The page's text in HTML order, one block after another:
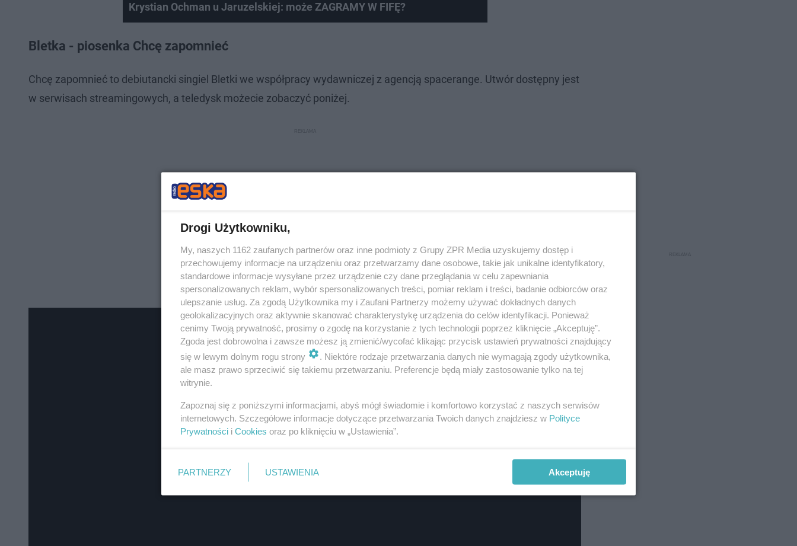
Krystian Ochman u Jaruzelskiej: może ZAGRAMY W FIFĘ?
Bletka - piosenka Chcę zapomnieć
Chcę zapomnieć to debiutancki singiel Bletki we współpracy wydawniczej z agencją spacerange. Utwór dostępny jest
w serwisach streamingowych, a teledysk możecie zobaczyć poniżej.
Drogi Użytkowniku,
My, naszych 1162 zaufanych partnerów oraz inne podmioty z Grupy ZPR Media uzyskujemy dostęp i
przechowujemy informacje na urządzeniu oraz przetwarzamy dane osobowe, takie jak unikalne identyfikatory,
standardowe informacje wysyłane przez urządzenie czy dane przeglądania w celu zapewniania
spersonalizowanych reklam, wybór spersonalizowanych treści, pomiar reklam i treści, badanie odbiorców oraz
ulepszanie usług. Za zgodą Użytkownika my i Zaufani Partnerzy możemy używać dokładnych danych
geolokalizacyjnych oraz aktywnie skanować charakterystykę urządzenia do celów identyfikacji. Ponieważ
cenimy Twoją prywatność, prosimy o zgodę na korzystanie z tych technologii poprzez kliknięcie „Akceptuję”.
Zgoda jest dobrowolna i zawsze możesz ją zmienić/wycofać klikając przycisk ustawień prywatności znajdujący
się w lewym dolnym rogu strony
. Niektóre rodzaje przetwarzania danych nie wymagają zgody użytkownika,
ale masz prawo sprzeciwić się takiemu przetwarzaniu. Preferencje będą miały zastosowanie tylko na tej
witrynie.
Zapoznaj się z poniższymi informacjami, abyś mógł świadomie i komfortowo korzystać z naszych serwisów
internetowych. Szczegółowe informacje dotyczące przetwarzania Twoich danych znajdziesz w Polityce
Prywatności i Cookies oraz po kliknięciu w „Ustawienia”.
PARTNERZY USTAWIENIA Akceptuję